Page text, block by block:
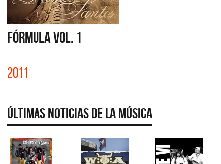
FÓRMULA VOL. 1
2011
Últimas Noticias de la Música